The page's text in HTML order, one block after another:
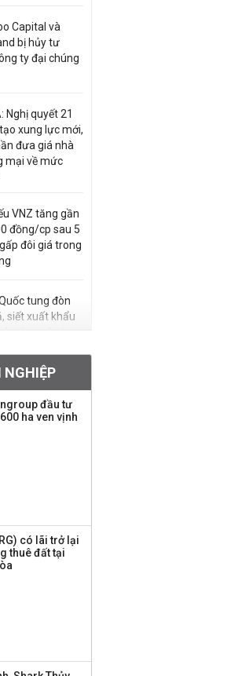
Capital và
bị hủy tư
ty đại chúng
Nghị quyết 21
xung lực mới,
đưa giá nhà
mại về mức
VNZ tăng gần
đồng/cp sau 5
đôi giá trong
tung đòn
siết xuất khẩu
trừng phạt
Đức Giang
hai ứng viên
phiếu DGC
kiện cao cấp
cương tài trợ
từ dịch vụ
NGHIỆP
đầu tư
ha ven vịnh
có lãi trở lại
thuê đất tại